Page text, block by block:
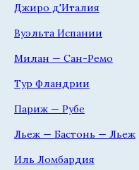
Джиро д'Италия
Вуэльта Испании
Милан — Сан-Ремо
Тур Фландрии
Париж — Рубе
Льеж — Бастонь — Льеж
Иль Ломбардия